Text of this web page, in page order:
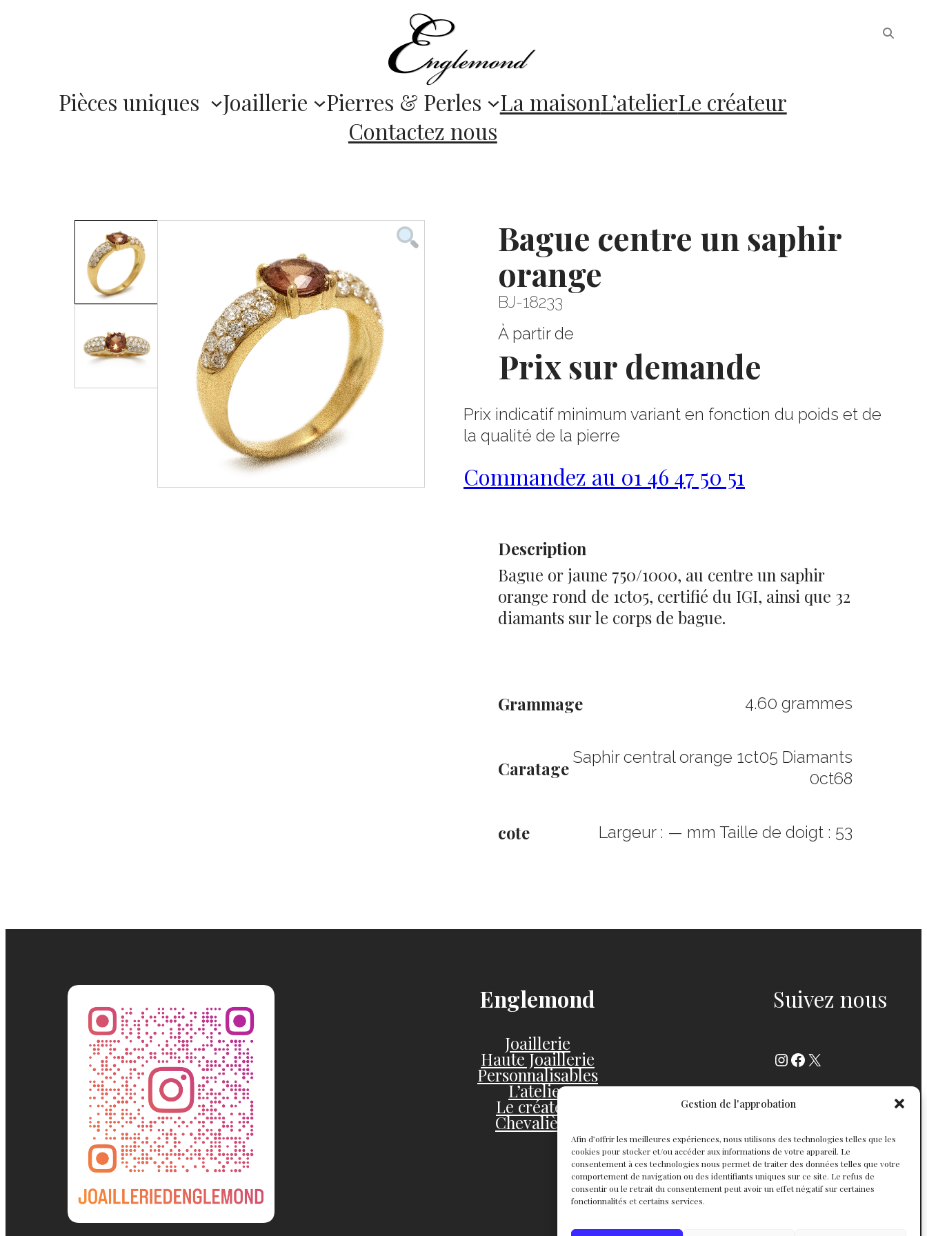
Gestion de l'approbation
Afin d’offrir les meilleures expériences, nous utilisons des technologies telles que les
cookies pour stocker et/ou accéder aux informations de votre appareil. Le
consentement à ces technologies nous permet de traiter des données telles que votre
comportement de navigation ou des identifiants uniques sur ce site. Le refus de
consentir ou le retrait du consentement peut avoir un effet négatif sur certaines
fonctionnalités et certains services.
Pièces uniques Joaillerie Pierres & Perles La maisonL’atelierLe créateur
Contactez nous
Bague centre un saphir
orange
BJ-18233
À partir de
Prix sur demande
Prix indicatif minimum variant en fonction du poids et de
la qualité de la pierre
Commandez au 01 46 47 50 51
Description
Bague or jaune 750/1000, au centre un saphir
orange rond de 1ct05, certifié du IGI, ainsi que 32
diamants sur le corps de bague.
Grammage 4.60 grammes
Caratage Saphir central orange 1ct05 Diamants
0ct68
cote Largeur : — mm Taille de doigt : 53
Englemond
Joaillerie
Haute Joaillerie
Personnalisables
L’atelier
Le créateur
Chevalières
Suivez nous
Instagram
Facebook
X